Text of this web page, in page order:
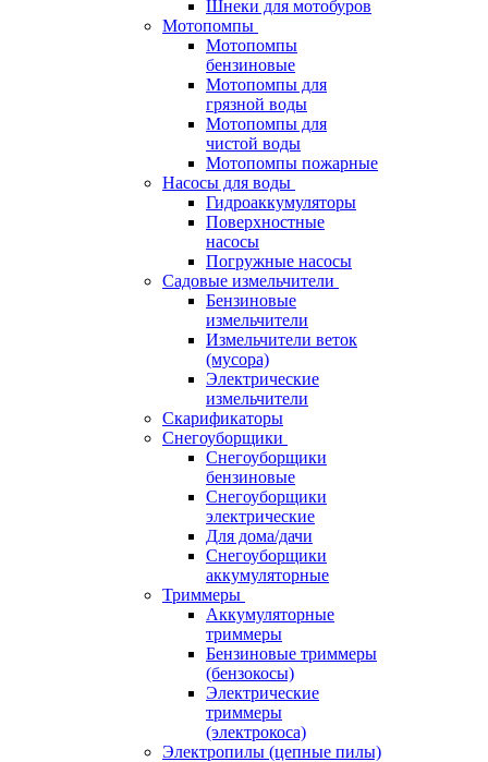
Шнеки для мотобуров
Мотопомпы
Мотопомпы
бензиновые
Мотопомпы для
грязной воды
Мотопомпы для
чистой воды
Мотопомпы пожарные
Насосы для воды
Гидроаккумуляторы
Поверхностные
насосы
Погружные насосы
Садовые измельчители
Бензиновые
измельчители
Измельчители веток
(мусора)
Электрические
измельчители
Скарификаторы
Снегоуборщики
Снегоуборщики
бензиновые
Снегоуборщики
электрические
Для дома/дачи
Снегоуборщики
аккумуляторные
Триммеры
Аккумуляторные
триммеры
Бензиновые триммеры
(бензокосы)
Электрические
триммеры
(электрокоса)
Электропилы (цепные пилы)